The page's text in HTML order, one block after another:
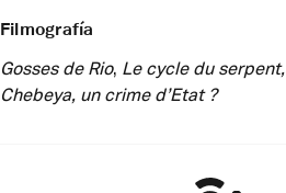
Filmografía
Gosses de Rio, Le cycle du serpent,
Chebeya, un crime d’Etat ?